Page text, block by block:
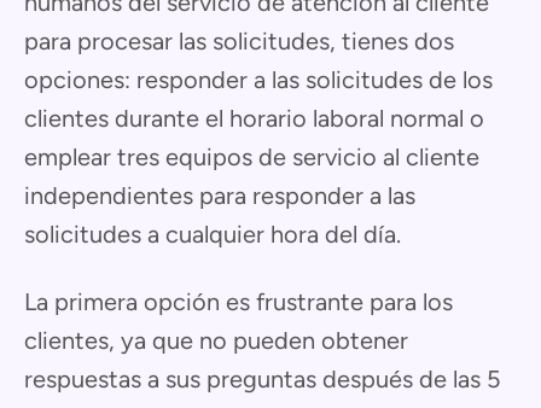
para procesar las solicitudes, tienes dos
opciones: responder a las solicitudes de los
clientes durante el horario laboral normal o
emplear tres equipos de servicio al cliente
independientes para responder a las
solicitudes a cualquier hora del día.
La primera opción es frustrante para los
clientes, ya que no pueden obtener
respuestas a sus preguntas después de las 5